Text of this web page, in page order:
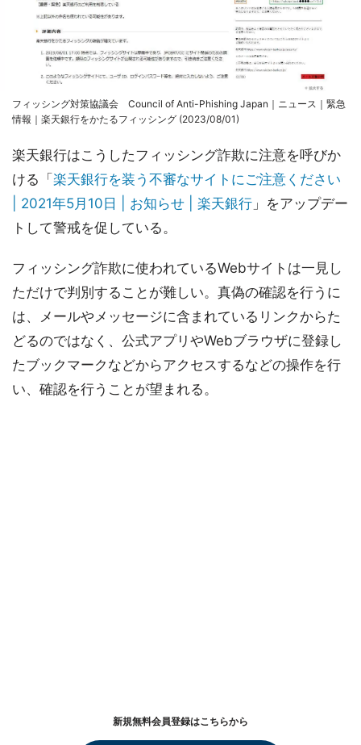
フィッシング対策協議会 Council of Anti-Phishing Japan｜ニュース｜緊急
情報｜楽天銀行をかたるフィッシング (2023/08/01)
楽天銀行はこうしたフィッシング詐欺に注意を呼びか
ける「楽天銀行を装う不審なサイトにご注意ください
| 2021年5月10日 | お知らせ | 楽天銀行 」をアップデー
トして警戒を促している。
フィッシング詐欺に使われているWebサイトは一見し
ただけで判別することが難しい。真偽の確認を行うに
は、メールやメッセージに含まれているリンクからた
どるのではなく、公式アプリやWebブラウザに登録し
たブックマークなどからアクセスするなどの操作を行
い、確認を行うことが望まれる。
新規無料会員登録はこちらから